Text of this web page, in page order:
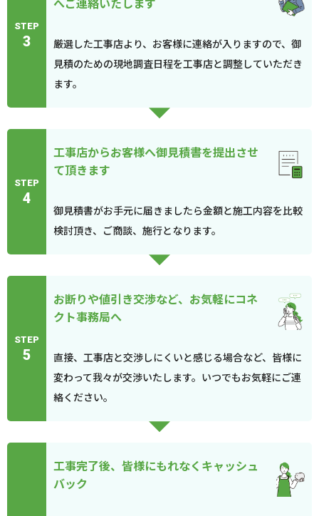
STEP
3
厳選した工事店より、お客様に連絡が入りますので、御
見積のための現地調査日程を工事店と調整していただき
ます。
STEP
4
工事店からお客様へ御見積書を提出させ
て頂きます
御見積書がお手元に届きましたら金額と施工内容を比較
検討頂き、ご商談、施行となります。
STEP
5
お断りや値引き交渉など、お気軽にコネ
クト事務局へ
直接、工事店と交渉しにくいと感じる場合など、皆様に
変わって我々が交渉いたします。いつでもお気軽にご連
絡ください。
工事完了後、皆様にもれなくキャッシュ
バック